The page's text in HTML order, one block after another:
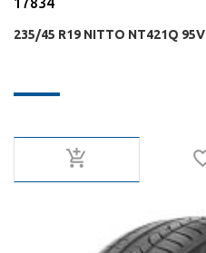
235/45 R19 NITTO NT421Q 95V